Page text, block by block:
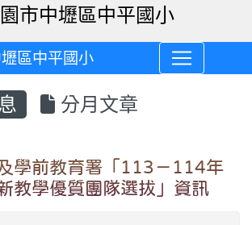
區中平國小
分月文章
學前教育署「113－114年
教學優質團隊選拔」資訊